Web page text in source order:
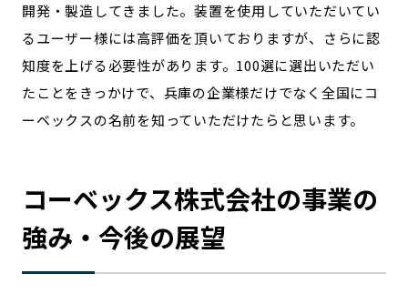
開発・製造してきました。装置を使用していただいてい
るユーザー様には高評価を頂いておりますが、さらに認
知度を上げる必要性があります。100選に選出いただい
たことをきっかけで、兵庫の企業様だけでなく全国にコ
ーベックスの名前を知っていただけたらと思います。
コーベックス株式会社の事業の
強み・今後の展望